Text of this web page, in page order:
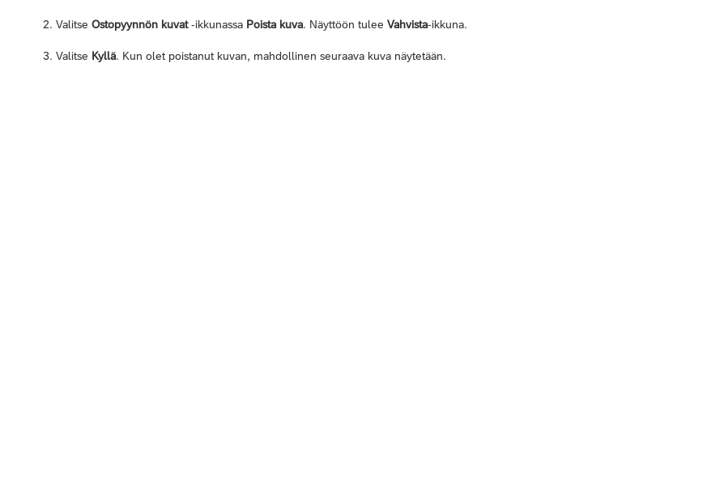
Valitse Ostopyynnön kuvat-ikkunassa Poista kuva. Näyttöön tulee Vahvista-ikkuna.
Valitse Kyllä. Kun olet poistanut kuvan, mahdollinen seuraava kuva näytetään.